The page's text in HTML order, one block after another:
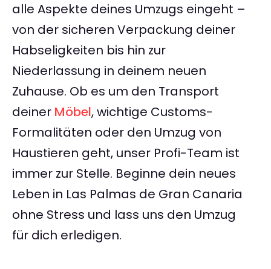
alle Aspekte deines Umzugs eingeht –
von der sicheren Verpackung deiner
Habseligkeiten bis hin zur
Niederlassung in deinem neuen
Zuhause. Ob es um den Transport
deiner Möbel, wichtige Customs-
Formalitäten oder den Umzug von
Haustieren geht, unser Profi-Team ist
immer zur Stelle. Beginne dein neues
Leben in Las Palmas de Gran Canaria
ohne Stress und lass uns den Umzug
für dich erledigen.